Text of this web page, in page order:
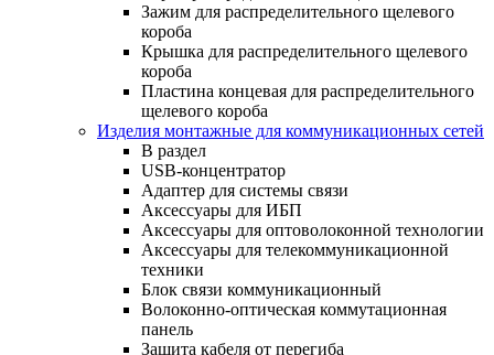
Зажим для распределительного щелевого
короба
Крышка для распределительного щелевого
короба
Пластина концевая для распределительного
щелевого короба
Изделия монтажные для коммуникационных сетей
В раздел
USB-концентратор
Адаптер для системы связи
Аксессуары для ИБП
Аксессуары для оптоволоконной технологии
Аксессуары для телекоммуникационной
техники
Блок связи коммуникационный
Волоконно-оптическая коммутационная
панель
Защита кабеля от перегиба